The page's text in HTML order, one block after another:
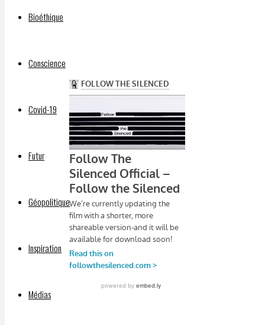
Bioéthique
Conscience
Covid-19
Futur
Géopolitique
Inspiration
Médias